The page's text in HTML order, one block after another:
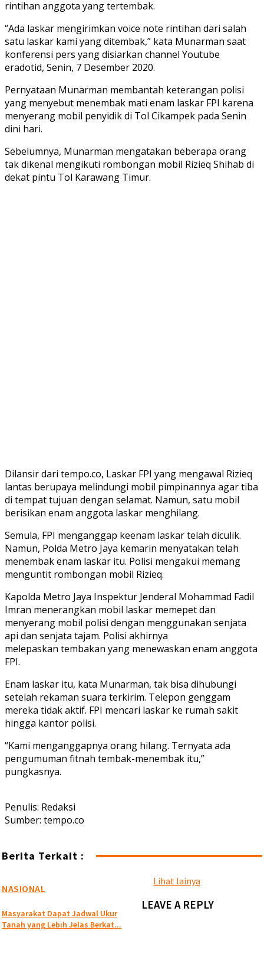
rintihan anggota yang tertembak.
“Ada laskar mengirimkan voice note rintihan dari salah
satu laskar kami yang ditembak,” kata Munarman saat
konferensi pers yang disiarkan channel Youtube
eradotid, Senin, 7 Desember 2020.
Pernyataan Munarman membantah keterangan polisi
yang menyebut menembak mati enam laskar FPI karena
menyerang mobil penyidik di Tol Cikampek pada Senin
dini hari.
Sebelumnya, Munarman mengatakan beberapa orang
tak dikenal mengikuti rombongan mobil Rizieq Shihab di
dekat pintu Tol Karawang Timur.
Dilansir dari tempo.co, Laskar FPI yang mengawal Rizieq
lantas berupaya melindungi mobil pimpinannya agar tiba
di tempat tujuan dengan selamat. Namun, satu mobil
berisikan enam anggota laskar menghilang.
Semula, FPI menganggap keenam laskar telah diculik.
Namun, Polda Metro Jaya kemarin menyatakan telah
menembak enam laskar itu. Polisi mengakui memang
menguntit rombongan mobil Rizieq.
Kapolda Metro Jaya Inspektur Jenderal Mohammad Fadil
Imran menerangkan mobil laskar memepet dan
menyerang mobil polisi dengan menggunakan senjata
api dan senjata tajam. Polisi akhirnya
melepaskan tembakan yang menewaskan enam anggota
FPI.
Enam laskar itu, kata Munarman, tak bisa dihubungi
setelah rekaman suara terkirim. Telepon genggam
mereka tidak aktif. FPI mencari laskar ke rumah sakit
hingga kantor polisi.
“Kami menganggapnya orang hilang. Ternyata ada
pengumuman fitnah tembak-menembak itu,”
pungkasnya.
Penulis: Redaksi
Sumber: tempo.co
Berita Terkait :
NASIONAL
Masyarakat Dapat Jadwal Ukur
Tanah yang Lebih Jelas Berkat...
Lihat lainya
LEAVE A REPLY